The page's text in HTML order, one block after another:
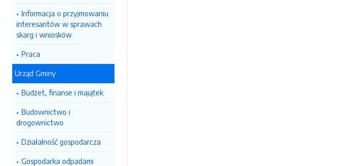
Informacja o przyjmowaniu
interesantów w sprawach
skarg i wniosków
Praca
Urząd Gminy
Budżet, finanse i majątek
Budownictwo i
drogownictwo
Działalność gospodarcza
Gospodarka odpadami